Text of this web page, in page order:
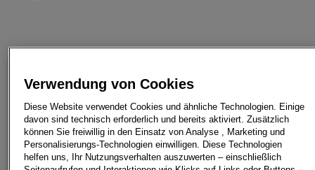
Wir möchten die Welt
bewegen
Verwendung von Cookies
Diese Website verwendet Cookies und ähnliche Technologien. Einige
davon sind technisch erforderlich und bereits aktiviert. Zusätzlich
können Sie freiwillig in den Einsatz von Analyse , Marketing und
Personalisierungs-Technologien einwilligen. Diese Technologien
helfen uns, Ihr Nutzungsverhalten auszuwerten – einschließlich